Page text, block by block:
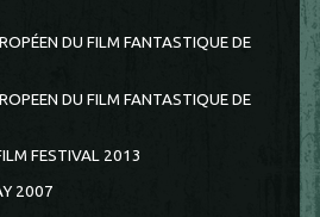
DU FILM FANTASTIQUE DE
DU FILM FANTASTIQUE DE
FESTIVAL 2013
2007